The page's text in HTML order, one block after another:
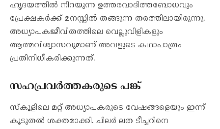
ഹൃദയത്തിൽ നിറയുന്ന ഉത്തരവാദിത്തബോധവും
പ്രേക്ഷകർക്ക് മനസ്സിൽ തങ്ങുന്ന തരത്തിലായിരുന്നു.
അധ്യാപകജീവിതത്തിലെ വെല്ലുവിളികളും
ആത്മവിശ്വാസവുമാണ് അവളുടെ കഥാപാത്രം
പ്രതിനിധീകരിക്കുന്നത്.
സഹപ്രവർത്തകരുടെ പങ്ക്
സ്കൂളിലെ മറ്റ് അധ്യാപകരുടെ വേഷങ്ങളെയും ഇന്ന്
കൂടുതൽ ശക്തമാക്കി. ചിലർ ലത ടീച്ചറിനെ